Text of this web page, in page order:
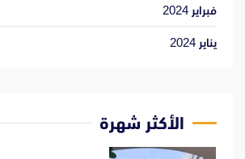
فبراير 2024
يناير 2024
الأكثر شهرة